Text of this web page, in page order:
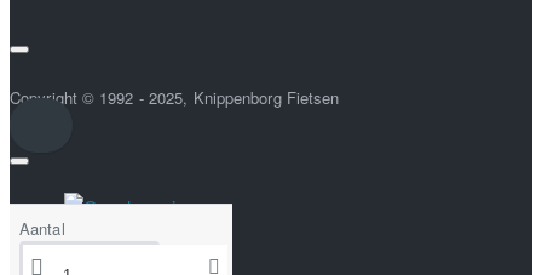
Aantal
Copyright © 1992 - 2025, Knippenborg Fietsen